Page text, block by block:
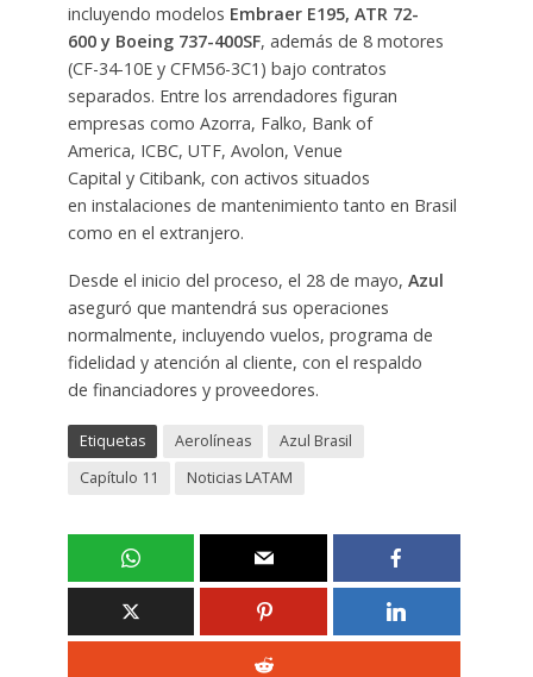
incluyendo modelos Embraer E195, ATR 72-
600 y Boeing 737-400SF, además de 8 motores
(CF-34-10E y CFM56-3C1) bajo contratos
separados. Entre los arrendadores figuran
empresas como Azorra, Falko, Bank of
America, ICBC, UTF, Avolon, Venue
Capital y Citibank, con activos situados
en instalaciones de mantenimiento tanto en Brasil
como en el extranjero.
Desde el inicio del proceso, el 28 de mayo, Azul
aseguró que mantendrá sus operaciones
normalmente, incluyendo vuelos, programa de
fidelidad y atención al cliente, con el respaldo
de financiadores y proveedores.
Etiquetas Aerolíneas
Azul Brasil
Capítulo 11
Noticias LATAM